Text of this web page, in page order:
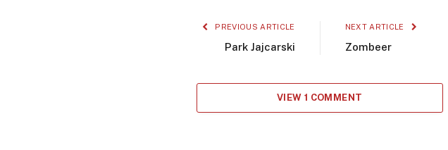
PREVIOUS ARTICLE
Park Jajcarski
NEXT ARTICLE
Zombeer
VIEW 1 COMMENT